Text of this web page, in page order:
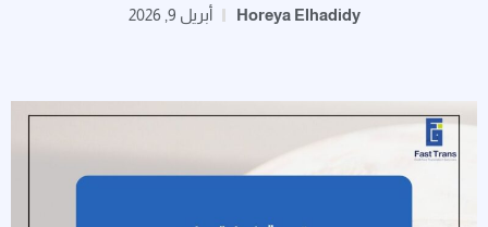
Horeya Elhadidy أبريل 9, 2026